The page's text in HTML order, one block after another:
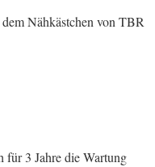
Nähkästchen von TBR
3 Jahre die Wartung